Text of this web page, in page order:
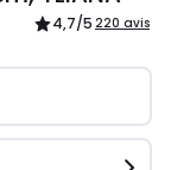
4,7/5 220 avis